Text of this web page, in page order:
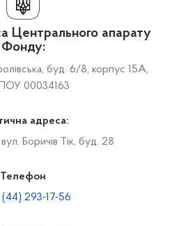
Центрального апарату
Фонду:
буд. 6/8, корпус 15А,
00034163
адреса:
Боричів Тік, буд. 28
Телефон
293-17-56